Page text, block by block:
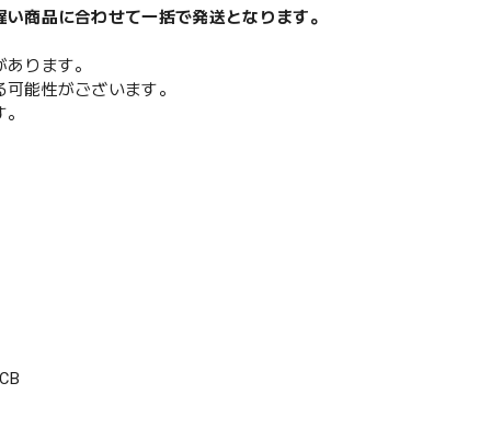
商品に合わせて一括で発送となります。
ります。
能性がございます。